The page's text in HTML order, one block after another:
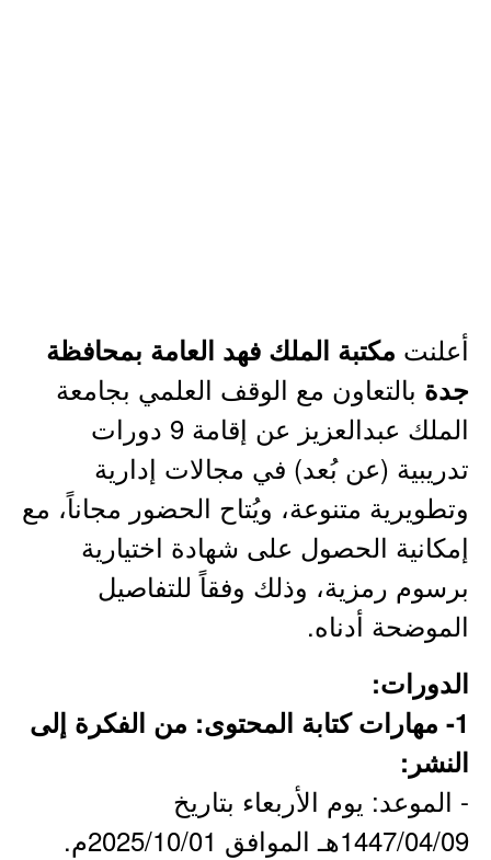
أعلنت مكتبة الملك فهد العامة بمحافظة
جدة بالتعاون مع الوقف العلمي بجامعة
الملك عبدالعزيز عن إقامة 9 دورات
تدريبية (عن بُعد) في مجالات إدارية
وتطويرية متنوعة، ويُتاح الحضور مجاناً، مع
إمكانية الحصول على شهادة اختيارية
برسوم رمزية، وذلك وفقاً للتفاصيل
الموضحة أدناه.
الدورات:
1- مهارات كتابة المحتوى: من الفكرة إلى
النشر:
- الموعد: يوم الأربعاء بتاريخ
1447/04/09هـ الموافق 2025/10/01م.